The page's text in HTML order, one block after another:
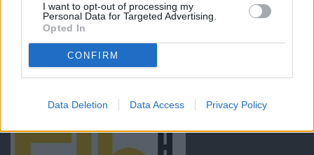
I want to opt-out of processing my
Personal Data for Targeted Advertising.
Opted In
CONFIRM
Data Deletion Data Access Privacy Policy